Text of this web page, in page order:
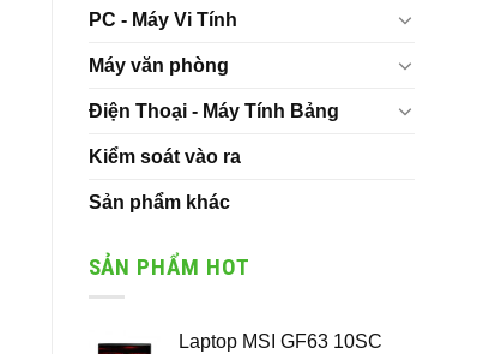
PC - Máy Vi Tính
Máy văn phòng
Điện Thoại - Máy Tính Bảng
Kiểm soát vào ra
Sản phẩm khác
SẢN PHẨM HOT
Laptop MSI GF63 10SC